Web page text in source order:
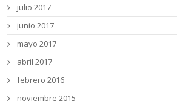
julio 2017
junio 2017
mayo 2017
abril 2017
febrero 2016
noviembre 2015